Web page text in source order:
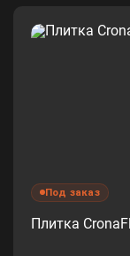
Под заказ
Плитка